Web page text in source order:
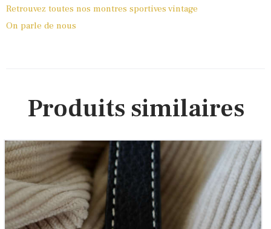
Retrouvez toutes nos montres sportives vintage
On parle de nous
Produits similaires
Bally vintage ‘La Plongée Française’